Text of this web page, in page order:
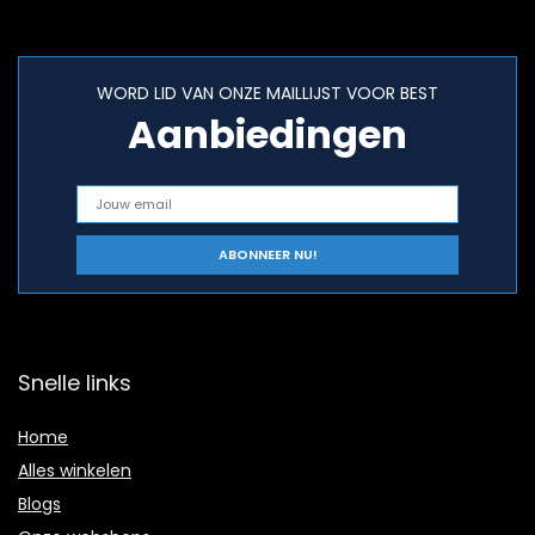
WORD LID VAN ONZE MAILLIJST VOOR BEST
Aanbiedingen
Snelle links
Home
Alles winkelen
Blogs